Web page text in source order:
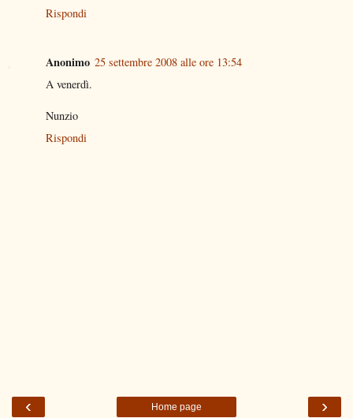
Rispondi
Anonimo 25 settembre 2008 alle ore 13:54
A venerdì.
Nunzio
Rispondi
‹ ›
Home page